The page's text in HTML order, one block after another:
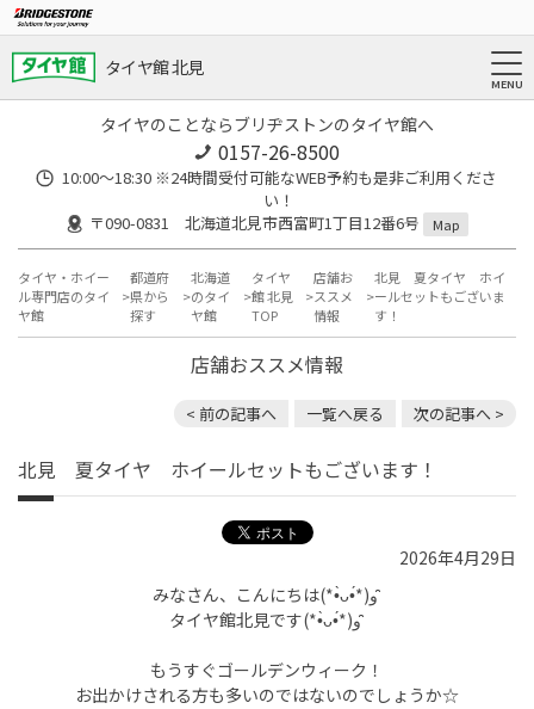
タイヤ館 北見
タイヤのことならブリヂストンのタイヤ館へ
0157-26-8500
10:00～18:30 ※24時間受付可能なWEB予約も是非ご利用くださ
い！
〒090-0831 北海道北見市西富町1丁目12番6号
Map
タイヤ・ホイー
ル専門店のタイ
ヤ館
都道府
県から
探す
北海道
のタイ
ヤ館
タイヤ
館 北見
TOP
店舗お
ススメ
情報
北見 夏タイヤ ホイ
ールセットもございま
す！
店舗おススメ情報
< 前の記事へ 一覧へ戻る 次の記事へ >
北見 夏タイヤ ホイールセットもございます！
2026年4月29日
みなさん、こんにちは(*•̀ᴗ•́*)و ̑̑
タイヤ館北見です(*•̀ᴗ•́*)و ̑̑
もうすぐゴールデンウィーク！
お出かけされる方も多いのではないのでしょうか☆